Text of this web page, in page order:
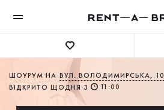
ШОУРУМ НА ВУЛ. ВОЛОДИМИРСЬКА, 10
ВІДКРИТО ЩОДНЯ З
11:00